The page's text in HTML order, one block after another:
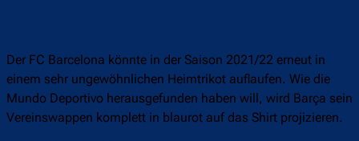
Der FC Barcelona könnte in der Saison 2021/22 erneut in
einem sehr ungewöhnlichen Heimtrikot auflaufen. Wie die
Mundo Deportivo herausgefunden haben will, wird Barça sein
Vereinswappen komplett in blaurot auf das Shirt projizieren.